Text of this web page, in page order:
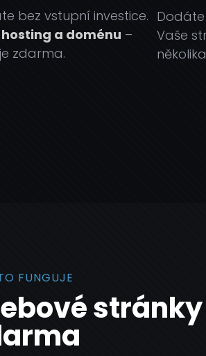
bez vstupní investice.
a doménu –
zdarma.
Vaše
FUNGUJE